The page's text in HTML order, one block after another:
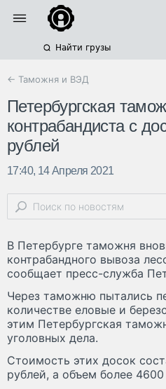
Найти грузы
← Таможня и ВЭД
Петербургская
контрабандиста с
рублей
17:40, 14 Апреля 2021
В Петербурге таможня
контрабандного вывоза
сообщает пресс-служба
Через таможню пытались
количестве еловые и
этим Петербургская
уголовных дела.
Стоимость этих досок
рублей, а объем более